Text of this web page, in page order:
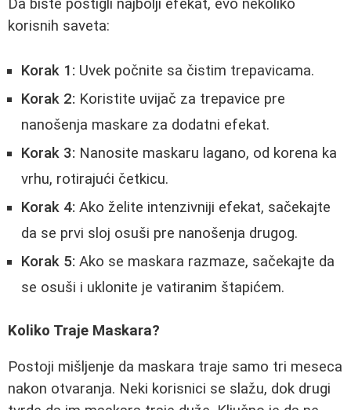
Da biste postigli najbolji efekat, evo nekoliko
korisnih saveta:
Korak 1: Uvek počnite sa čistim trepavicama.
Korak 2: Koristite uvijač za trepavice pre
nanošenja maskare za dodatni efekat.
Korak 3: Nanosite maskaru lagano, od korena ka
vrhu, rotirajući četkicu.
Korak 4: Ako želite intenzivniji efekat, sačekajte
da se prvi sloj osuši pre nanošenja drugog.
Korak 5: Ako se maskara razmaze, sačekajte da
se osuši i uklonite je vatiranim štapićem.
Koliko Traje Maskara?
Postoji mišljenje da maskara traje samo tri meseca
nakon otvaranja. Neki korisnici se slažu, dok drugi